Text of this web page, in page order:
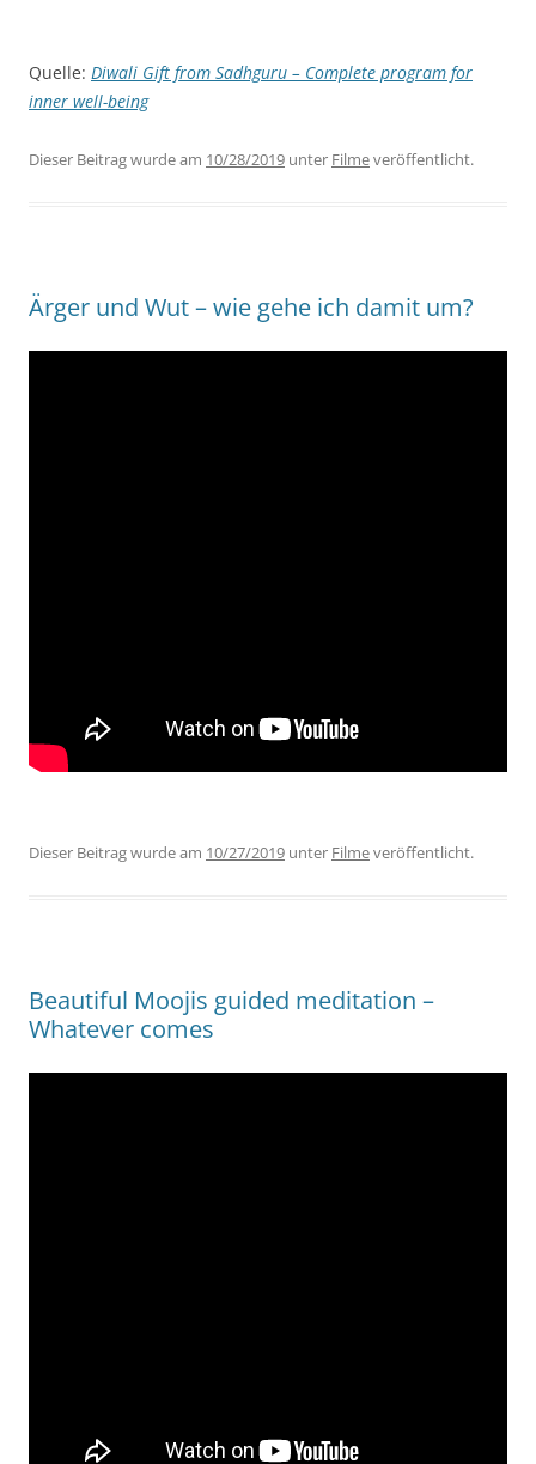
Quelle: Diwali Gift from Sadhguru – Complete program for
inner well-being
Dieser Beitrag wurde am 10/28/2019 unter Filmeveröffentlicht.
Ärger und Wut – wie gehe ich damit um?
Dieser Beitrag wurde am 10/27/2019 unter Filmeveröffentlicht.
Beautiful Moojis guided meditation –
Whatever comes